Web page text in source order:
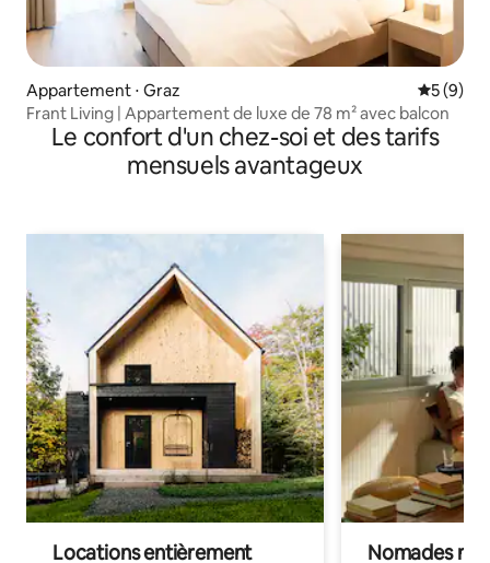
Appartement ⋅ Graz
5 (9)
Frant Living | Appartement de luxe de 78 m² avec balcon
Le confort d'un chez-soi et des tarifs
mensuels avantageux
Locations entièrement Nomades